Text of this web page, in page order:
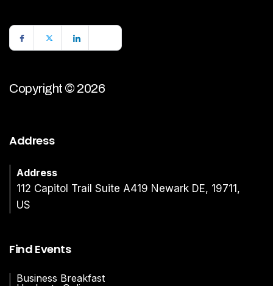
Copyright © 2026
Address
Address
112 Capitol Trail Suite A419 Newark DE, 19711,
US
Find Events
Business Breakfast